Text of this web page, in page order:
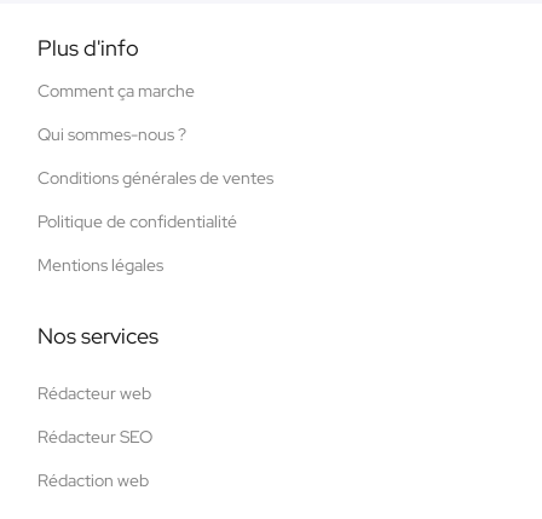
Plus d'info
Comment ça marche
Qui sommes-nous ?
Conditions générales de ventes
Politique de confidentialité
Mentions légales
Nos services
Rédacteur web
Rédacteur SEO
Rédaction web